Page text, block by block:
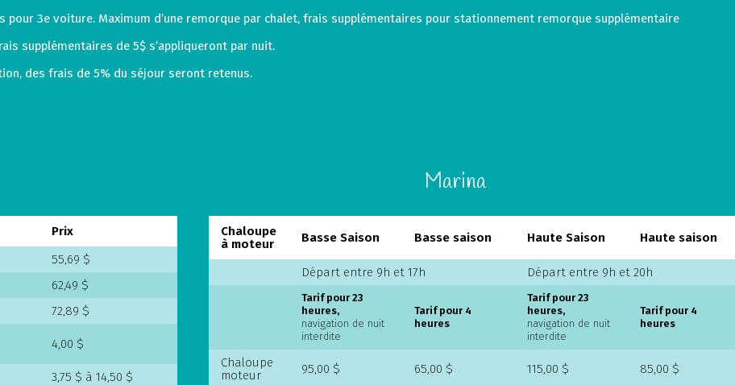
3e voiture. Maximum d’une remorque par chalet, frais supplémentaires pour stationnement remorque supplémentaire
supplémentaires de 5$ s’appliqueront par nuit.
des frais de 5% du séjour seront retenus.
Prix
55,69 $
62,49 $
72,89 $
4,00 $
3,75 $ à 14,50 $
Marina
Chaloupe
à moteur
Basse Saison Basse saison Haute Saison Haute saison
Départ entre 9h et 17h Départ entre 9h et 20h
Tarif pour 23
heures,
navigation de nuit
interdite
Tarif pour 4
heures
Tarif pour 23
heures,
navigation de nuit
interdite
Tarif pour 4
heures
Chaloupe
moteur
95,00 $ 65,00 $ 115,00 $ 85,00 $